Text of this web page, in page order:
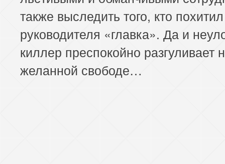
также выследить того, кто похитил
руководителя «главка». Да и
киллер преспокойно разгуливает
желанной свободе…